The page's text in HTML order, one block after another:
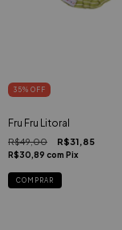
35% OFF
Fru Fru Litoral
R$49,00 R$31,85
R$30,89 com Pix
COMPRAR